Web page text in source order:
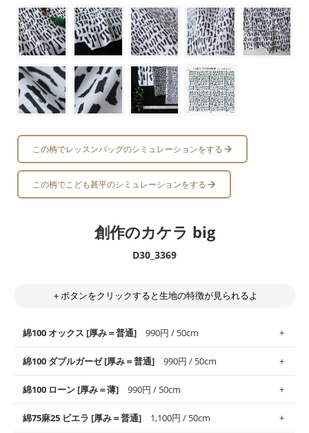
この柄でレッスンバッグのシミュレーションをする
この柄でこども甚平のシミュレーションをする
創作のカケラ big
D30_3369
＋ボタンをクリックすると生地の特徴が見られるよ
綿100 オックス [厚み＝普通] 990円 / 50cm
使いやすさNo.1！しなやかさと適度な張りを併せ持ち、通気性の
高さがオックス生地の特徴です。当サイトのオックス生地は、
般にお使いいただけます。
綿100 ダブルガーゼ [厚み＝普通] 990円 / 50cm
柔らかくふんわりとした肌触りが特徴です。ベビー用品やハンカ
チなど直接肌に触れるアイテムに最適です。高い吸湿性・通気性
綿100 ローン [厚み＝薄] 990円 / 50cm
綿75麻25 ビエラ [厚み＝普通] 1,100円 / 50cm